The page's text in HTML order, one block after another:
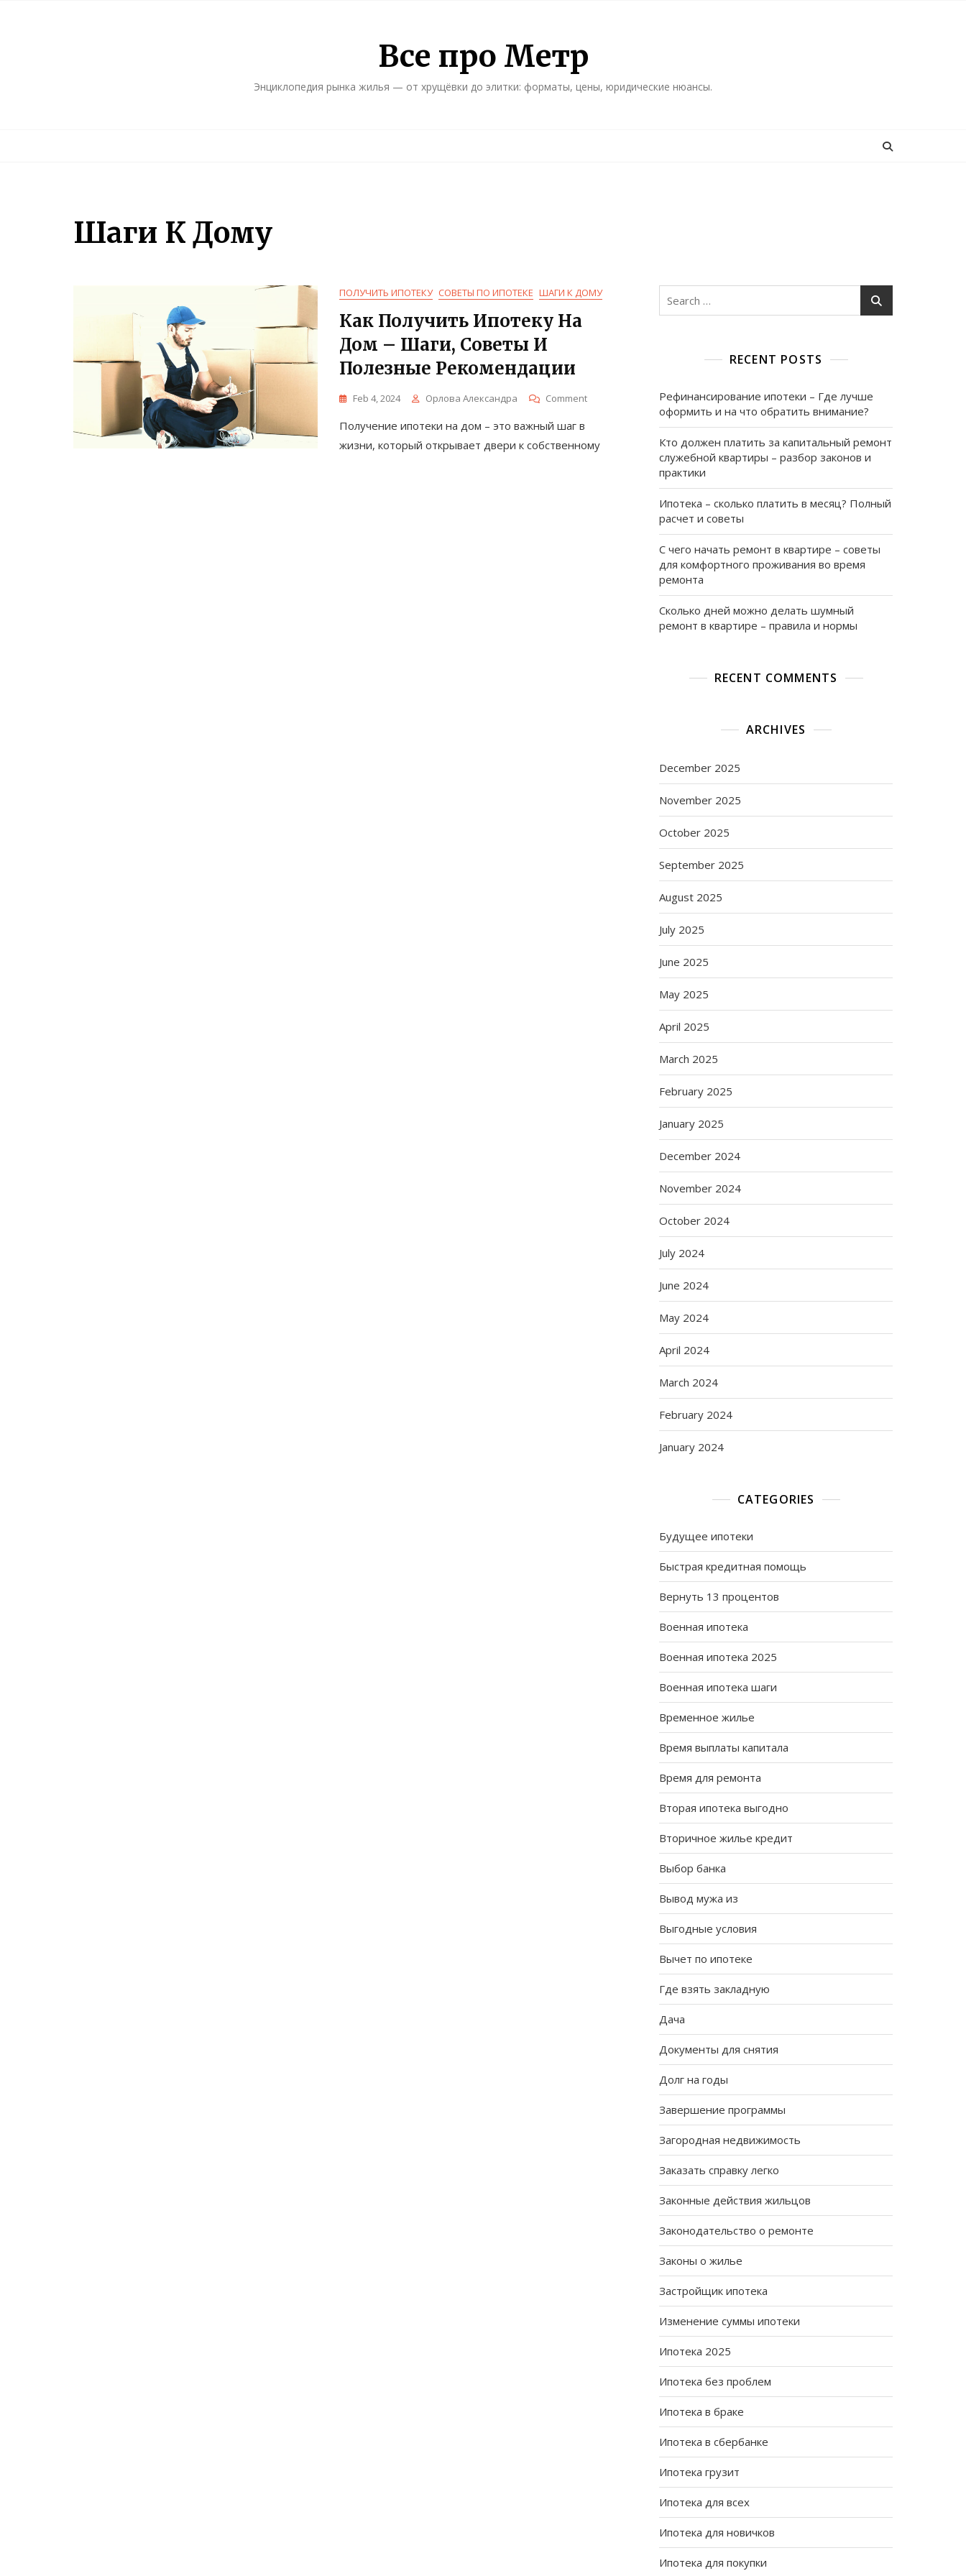
Все про Метр
Энциклопедия рынка жилья — от хрущёвки до элитки: форматы, цены, юридические нюансы.
Шаги К Дому
ПОЛУЧИТЬ ИПОТЕКУ СОВЕТЫ ПО ИПОТЕКЕ ШАГИ К ДОМУ
Как Получить Ипотеку На
Дом – Шаги, Советы И
Полезные Рекомендации
Feb 4, 2024 Орлова Александра CommentOn
Ипотеку
На
Получение ипотеки на дом – это важный шаг в
жизни, который открывает двери к собственному
Search
RECENT POSTS
Рефинансирование ипотеки – Где лучше
оформить и на что обратить внимание?
Кто должен платить за капитальный ремонт
служебной квартиры – разбор законов и
практики
Ипотека – сколько платить в месяц? Полный
расчет и советы
С чего начать ремонт в квартире – советы
для комфортного проживания во время
ремонта
Сколько дней можно делать шумный
ремонт в квартире – правила и нормы
RECENT COMMENTS
ARCHIVES
December 2025
November 2025
October 2025
September 2025
August 2025
July 2025
June 2025
May 2025
April 2025
March 2025
February 2025
January 2025
December 2024
November 2024
October 2024
July 2024
June 2024
May 2024
April 2024
March 2024
February 2024
January 2024
CATEGORIES
Будущее ипотеки
Быстрая кредитная помощь
Вернуть 13 процентов
Военная ипотека
Военная ипотека 2025
Военная ипотека шаги
Временное жилье
Время выплаты капитала
Время для ремонта
Вторая ипотека выгодно
Вторичное жилье кредит
Выбор банка
Вывод мужа из
Выгодные условия
Вычет по ипотеке
Где взять закладную
Дача
Документы для снятия
Долг на годы
Завершение программы
Загородная недвижимость
Заказать справку легко
Законные действия жильцов
Законодательство о ремонте
Законы о жилье
Застройщик ипотека
Изменение суммы ипотеки
Ипотека 2025
Ипотека без проблем
Ипотека в браке
Ипотека в сбербанке
Ипотека грузит
Ипотека для всех
Ипотека для новичков
Ипотека для покупки